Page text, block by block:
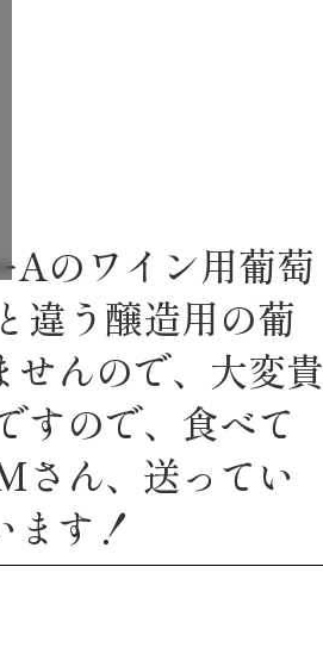
Aのワイン用葡萄
違う醸造用の葡
せんので、大変貴
すので、食べて
さん、送ってい
ます！